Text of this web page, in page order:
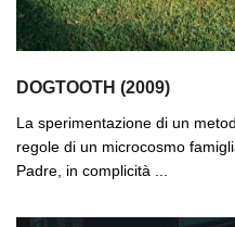
DOGTOOTH (2009)
La sperimentazione di un
regole di un microcosmo
Padre, in complicità ...